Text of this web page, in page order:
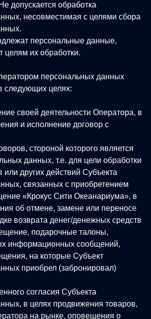
допускается обработка
несовместимая с целями сбора
персональные данные,
целям их обработки.
персональных данных
следующих целях:
своей деятельности Оператора, в
и исполнение договор с
стороной которого является
данных, т.е. для цели обработки
или других действий Субъекта
связанных с приобретением
«Крокус Сити Океанариума», в
об отмене, замене или переносе
возврата денег/денежных средств
подарочные талоны,
информационных сообщений,
на которые Субъект
приобрел (забронировал)
согласия Субъекта
в целях продвижения товаров,
на рынке, оповещения о